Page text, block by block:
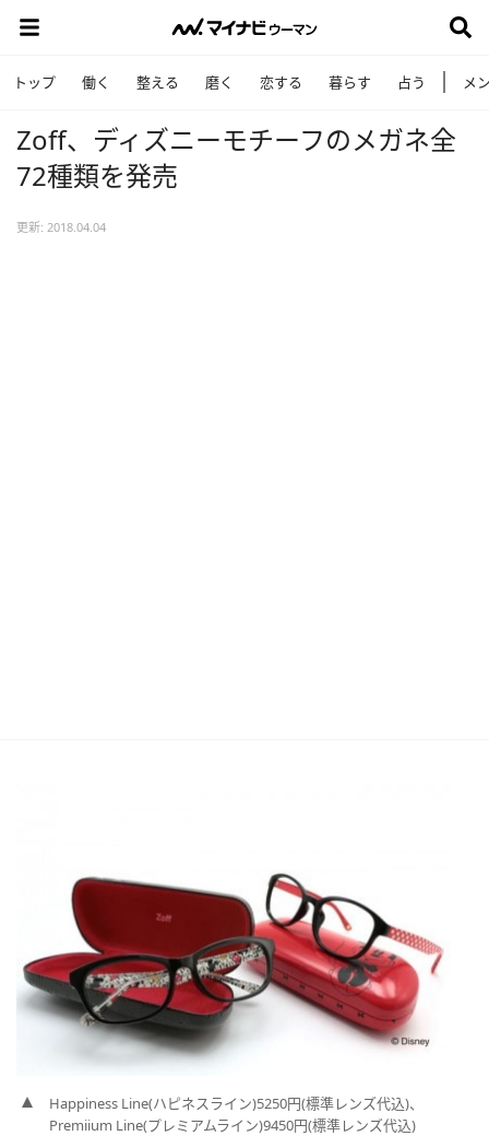
トップ 働く 整える 磨く 恋する 暮らす 占う メ
Zoff、ディズニーモチーフのメガネ全
72種類を発売
更新: 2018.04.04
Happiness Line(ハピネスライン)5250円(標準レンズ代込)、
Premiium Line(プレミアムライン)9450円(標準レンズ代込)